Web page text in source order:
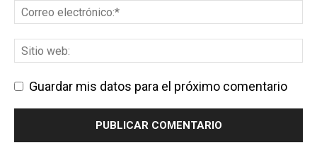
Guardar mis datos para el próximo comentario